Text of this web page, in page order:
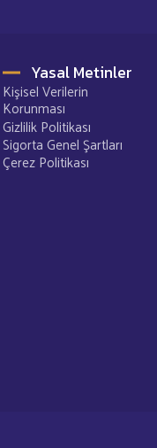
Yasal Metinler
Kişisel Verilerin
Korunması
Gizlilik Politikası
Sigorta Genel Şartları
Çerez Politikası